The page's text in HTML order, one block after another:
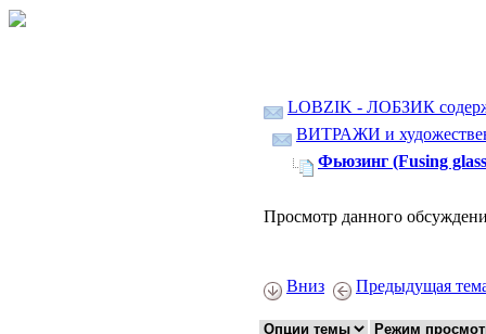
LOBZIK - ЛОБЗИК
ВИТРАЖИ и
Фьюзинг (Fusing
Просмотр данного
Вниз Предыдущая